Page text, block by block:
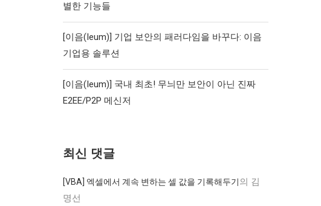
별한 기능들
[이음(Ieum)] 기업 보안의 패러다임을 바꾸다: 이음
기업용 솔루션
[이음(Ieum)] 국내 최초! 무늬만 보안이 아닌 진짜
E2EE/P2P 메신저
최신 댓글
[VBA] 엑셀에서 계속 변하는 셀 값을 기록해두기의 김
명선